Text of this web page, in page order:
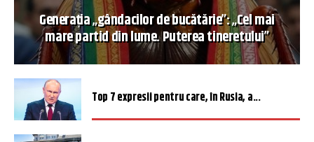
Generația „gândacilor de bucătărie”: „Cel mai
mare partid din lume. Puterea tineretului”
Top 7 expresii pentru care, în Rusia, a...